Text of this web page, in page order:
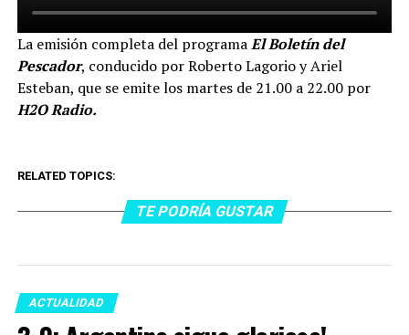
La emisión completa del programaEl Boletín del
Pescador, conducido por Roberto Lagorio y Ariel
Esteban, que se emite los martes de 21.00 a 22.00 por
H2O Radio.
RELATED TOPICS:
TE PODRÍA GUSTAR
ACTUALIDAD